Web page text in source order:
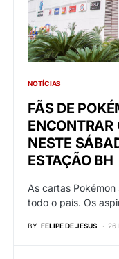
NOTÍCIAS
FÃS DE
ENCONTRAR
NESTE
ESTAÇÃO BH
As cartas
todo o país. Os
BY FELIPE DE JESUS 26